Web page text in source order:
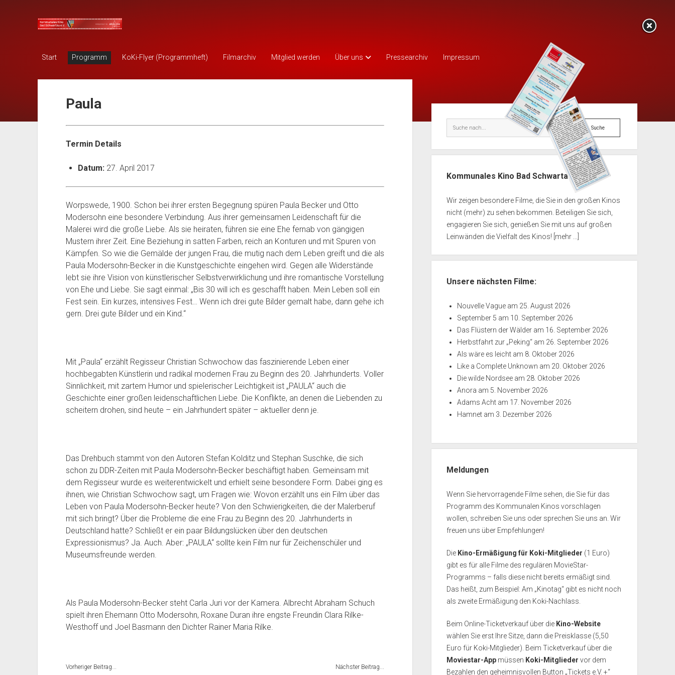
KOKI
Schwartau
Start Programm KoKi-Flyer (Programmheft) Filmarchiv Mitglied werden Über uns Pressearchiv Impressum
Paula
Termin Details
Datum: 27. April 2017
Worpswede, 1900. Schon bei ihrer ersten Begegnung spüren Paula Becker und Otto
Modersohn eine besondere Verbindung. Aus ihrer gemeinsamen Leidenschaft für die
Malerei wird die große Liebe. Als sie heiraten, führen sie eine Ehe fernab von gängigen
Mustern ihrer Zeit. Eine Beziehung in satten Farben, reich an Konturen und mit Spuren von
Kämpfen. So wie die Gemälde der jungen Frau, die mutig nach dem Leben greift und die als
Paula Modersohn-Becker in die Kunstgeschichte eingehen wird. Gegen alle Widerstände
lebt sie ihre Vision von künstlerischer Selbstverwirklichung und ihre romantische Vorstellung
von Ehe und Liebe. Sie sagt einmal: „Bis 30 will ich es geschafft haben. Mein Leben soll ein
Fest sein. Ein kurzes, intensives Fest… Wenn ich drei gute Bilder gemalt habe, dann gehe ich
gern. Drei gute Bilder und ein Kind.“
Mit „Paula“ erzählt Regisseur Christian Schwochow das faszinierende Leben einer
hochbegabten Künstlerin und radikal modernen Frau zu Beginn des 20. Jahrhunderts. Voller
Sinnlichkeit, mit zartem Humor und spielerischer Leichtigkeit ist „PAULA“ auch die
Geschichte einer großen leidenschaftlichen Liebe. Die Konflikte, an denen die Liebenden zu
scheitern drohen, sind heute – ein Jahrhundert später ­– aktueller denn je.
Das Drehbuch stammt von den Autoren Stefan Kolditz und Stephan Suschke, die sich
schon zu DDR-Zeiten mit Paula Modersohn-Becker beschäftigt haben. Gemeinsam mit
dem Regisseur wurde es weiterentwickelt und erhielt seine besondere Form. Dabei ging es
ihnen, wie Christian Schwochow sagt, um Fragen wie: Wovon erzählt uns ein Film über das
Leben von Paula Modersohn-Becker heute? Von den Schwierigkeiten, die der Malerberuf
mit sich bringt? Über die Probleme die eine Frau zu Beginn des 20. Jahrhunderts in
Deutschland hatte? Schließt er ein paar Bildungslücken über den deutschen
Expressionismus? Ja. Auch. Aber: „PAULA“ sollte kein Film nur für Zeichenschüler und
Museumsfreunde werden.
Als Paula Modersohn-Becker steht Carla Juri vor der Kamera. Albrecht Abraham Schuch
spielt ihren Ehemann Otto Modersohn, Roxane Duran ihre engste Freundin Clara Rilke-
Westhoff und Joel Basmann den Dichter Rainer Maria Rilke.
Vorheriger Beitrag... Nächster Beitrag...
Suche
Kommunales Kino Bad Schwartau e.V.
Wir zeigen besondere Filme, die Sie in den großen Kinos
nicht (mehr) zu sehen bekommen. Beteiligen Sie sich,
engagieren Sie sich, genießen Sie mit uns auf großen
Leinwänden die Vielfalt des Kinos! [mehr ...]
Unsere nächsten Filme:
Nouvelle Vague am 25. August 2026
September 5 am 10. September 2026
Das Flüstern der Wälder am 16. September 2026
Herbstfahrt zur „Peking“ am 26. September 2026
Als wäre es leicht am 8. Oktober 2026
Like a Complete Unknown am 20. Oktober 2026
Die wilde Nordsee am 28. Oktober 2026
Anora am 5. November 2026
Adams Acht am 17. November 2026
Hamnet am 3. Dezember 2026
Meldungen
Wenn Sie hervorragende Filme sehen, die Sie für das
Programm des Kommunalen Kinos vorschlagen
wollen, schreiben Sie uns oder sprechen Sie uns an. Wir
freuen uns über Empfehlungen!
Die Kino-Ermäßigung für Koki-Mitglieder (1 Euro)
gibt es für alle Filme des regulären MovieStar-
Programms – falls diese nicht bereits ermäßigt sind.
Das heißt, zum Beispiel: Am „Kinotag“ gibt es nicht noch
als zweite Ermäßigung den Koki-Nachlass.
Beim Online-Ticketverkauf über die Kino-Website
wählen Sie erst Ihre Sitze, dann die Preisklasse (5,50
Euro für Koki-Mitglieder). Beim Ticketverkauf über die
Moviestar-App müssen Koki-Mitgliedervor dem
Bezahlen den geheimnisvollen Button „Tickets e.V. +“